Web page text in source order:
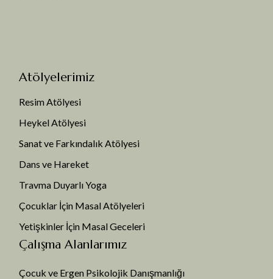
Atölyelerimiz
Resim Atölyesi
Heykel Atölyesi
Sanat ve Farkındalık Atölyesi
Dans ve Hareket
Travma Duyarlı Yoga
Çocuklar İçin Masal Atölyeleri
Yetişkinler İçin Masal Geceleri
Çalışma Alanlarımız
Çocuk ve Ergen Psikolojik Danışmanlığı